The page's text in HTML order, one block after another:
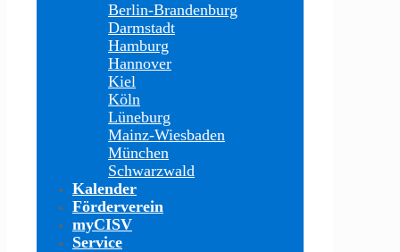
Berlin-Brandenburg
Darmstadt
Hamburg
Hannover
Kiel
Köln
Lüneburg
Mainz-Wiesbaden
München
Schwarzwald
Kalender
Förderverein
myCISV
Service